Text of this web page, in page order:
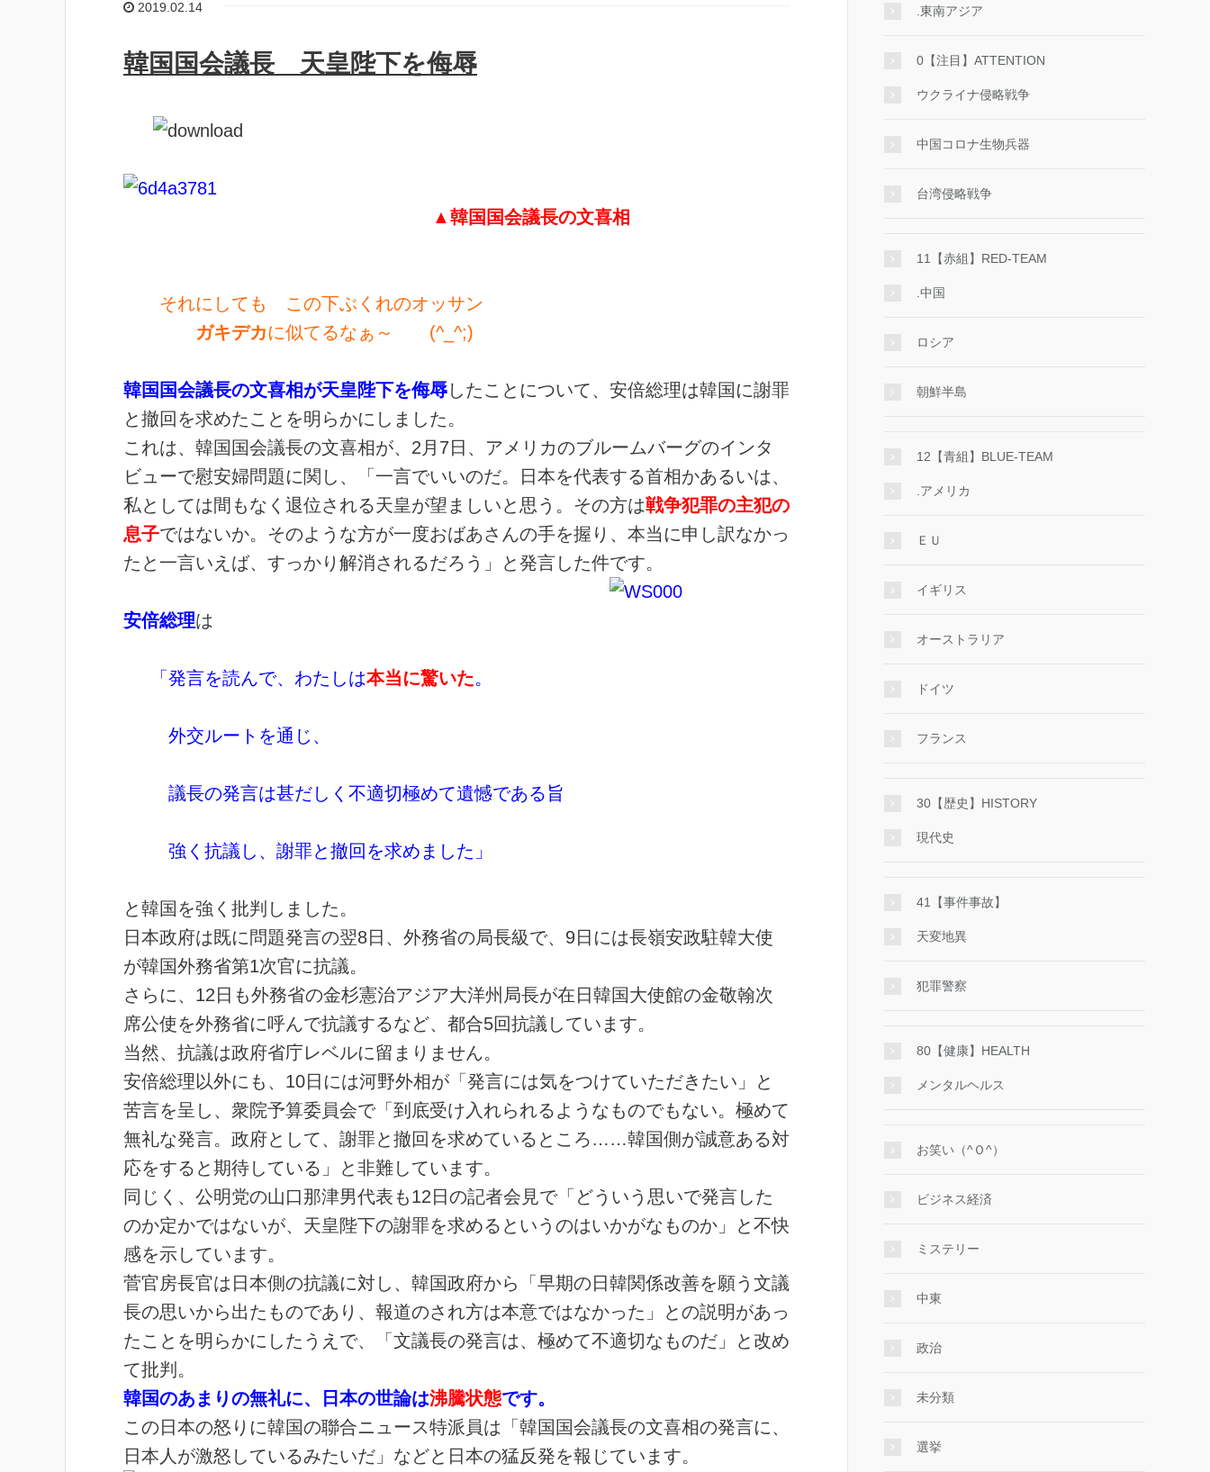
2019.02.14
韓国国会議長 天皇陛下を侮辱
▲韓国国会議長の文喜相
それにしても この下ぶくれのオッサン
ガキデカに似てるなぁ～ (^_^;)
韓国国会議長の文喜相が天皇陛下を侮辱したことについて、安倍総理は韓国に謝罪
と撤回を求めたことを明らかにしました。
これは、韓国国会議長の文喜相が、2月7日、アメリカのブルームバーグのインタ
ビューで慰安婦問題に関し、「一言でいいのだ。日本を代表する首相かあるいは、
私としては間もなく退位される天皇が望ましいと思う。その方は戦争犯罪の主犯の
息子ではないか。そのような方が一度おばあさんの手を握り、本当に申し訳なかっ
たと一言いえば、すっかり解消されるだろう」と発言した件です。
安倍総理は
「発言を読んで、わたしは本当に驚いた。
外交ルートを通じ、
議長の発言は甚だしく不適切極めて遺憾である旨
強く抗議し、 謝罪と撤回を求めました」
と韓国を強く批判しました。
日本政府は既に問題発言の翌8日、外務省の局長級で、9日には長嶺安政駐韓大使
が韓国外務省第1次官に抗議。
さらに、12日も外務省の金杉憲治アジア大洋州局長が在日韓国大使館の金敬翰次
席公使を外務省に呼んで抗議するなど、都合5回抗議しています。
当然、抗議は政府省庁レベルに留まりません。
安倍総理以外にも、10日には河野外相が「発言には気をつけていただきたい」と
苦言を呈し、衆院予算委員会で「到底受け入れられるようなものでもない。極めて
無礼な発言。政府として、謝罪と撤回を求めているところ……韓国側が誠意ある対
応をすると期待している」と非難しています。
同じく、公明党の山口那津男代表も12日の記者会見で「どういう思いで発言した
のか定かではないが、天皇陛下の謝罪を求めるというのはいかがなものか」と不快
感を示しています。
菅官房長官は日本側の抗議に対し、韓国政府から「早期の日韓関係改善を願う文議
長の思いから出たものであり、報道のされ方は本意ではなかった」との説明があっ
たことを明らかにしたうえで、「文議長の発言は、極めて不適切なものだ」と改め
て批判。
韓国のあまりの無礼に、日本の世論は沸騰状態です。
この日本の怒りに韓国の聯合ニュース特派員は「韓国国会議長の文喜相の発言に、
日本人が激怒しているみたいだ」などと日本の猛反発を報じています。
.東南アジア
0【注目】ATTENTION
ウクライナ侵略戦争
中国コロナ生物兵器
台湾侵略戦争
11【赤組】RED-TEAM
.中国
ロシア
朝鮮半島
12【青組】BLUE-TEAM
.アメリカ
ＥＵ
イギリス
オーストラリア
ドイツ
フランス
30【歴史】HISTORY
現代史
41【事件事故】
天変地異
犯罪警察
80【健康】HEALTH
メンタルヘルス
お笑い（^Ｏ^）
ビジネス経済
ミステリー
中東
政治
未分類
選挙